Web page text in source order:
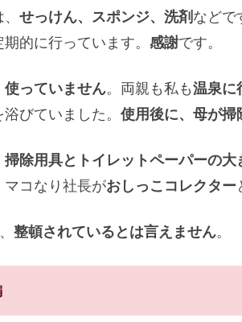
せっけん、スポンジ、洗剤などで
期的に行っています。 感謝です。
使っていません。両親も私も温泉に
浴びていました。 使用後に、母が掃
掃除用具とトイレットペーパーの大
マコなり社長がおしっこコレクター
整頓されているとは言えません。